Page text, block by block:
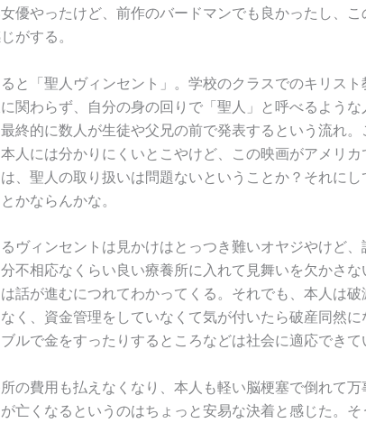
優やったけど、前作のバードマンでも良かったし、こ
がする。
と「聖人ヴィンセント」。学校のクラスでのキリスト
関わらず、自分の身の回りで「聖人」と呼べるような
終的に数人が生徒や父兄の前で発表するという流れ。
人には分かりにくいとこやけど、この映画がアメリカ
、聖人の取り扱いは問題ないということか？それにし
かならんかな。
ヴィンセントは見かけはとっつき難いオヤジやけど、
不相応なくらい良い療養所に入れて見舞いを欠かさな
話が進むにつれてわかってくる。それでも、本人は破
く、資金管理をしていなくて気が付いたら破産同然に
ルで金をすったりするところなどは社会に適応できて
の費用も払えなくなり、本人も軽い脳梗塞で倒れて万
亡くなるというのはちょっと安易な決着と感じた。